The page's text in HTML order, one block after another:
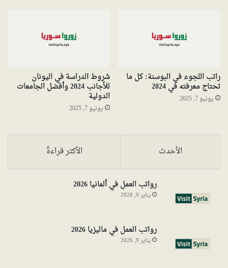
راتب اللجوء في البوسنة: كل ما
تحتاج معرفته في 2024
يونيو 7, 2025
شروط الدراسة في اليونان
للأجانب 2024 وأفضل الجامعات
الدولية
يونيو 7, 2025
الأحدث الأكثر قراءةً
رواتب العمل في ألمانيا 2026
يناير 9, 2026
رواتب العمل في ماليزيا 2026
يناير 9, 2026